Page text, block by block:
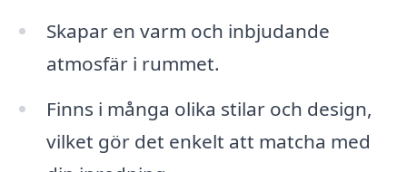
Skapar en varm och inbjudande
atmosfär i rummet.
Finns i många olika stilar och design,
vilket gör det enkelt att matcha med